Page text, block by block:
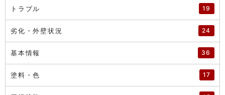
トラブル 19
劣化・外壁状況 24
基本情報 36
塗料・色 17